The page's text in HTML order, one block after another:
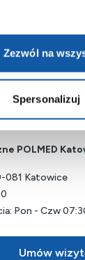
Zezwól na
Spersonalizuj
Umów
POLMED
081 Katowice
Pon - Czw
Umów